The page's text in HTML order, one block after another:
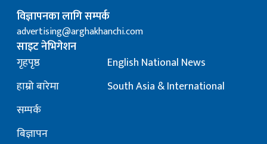
विज्ञापनका लागि सम्पर्क
advertising@arghakhanchi.com
साइट नेभिगेशन
गृहपृष्ठ
हाम्रो बारेमा
सम्पर्क
बिज्ञापन
English National News
South Asia & International